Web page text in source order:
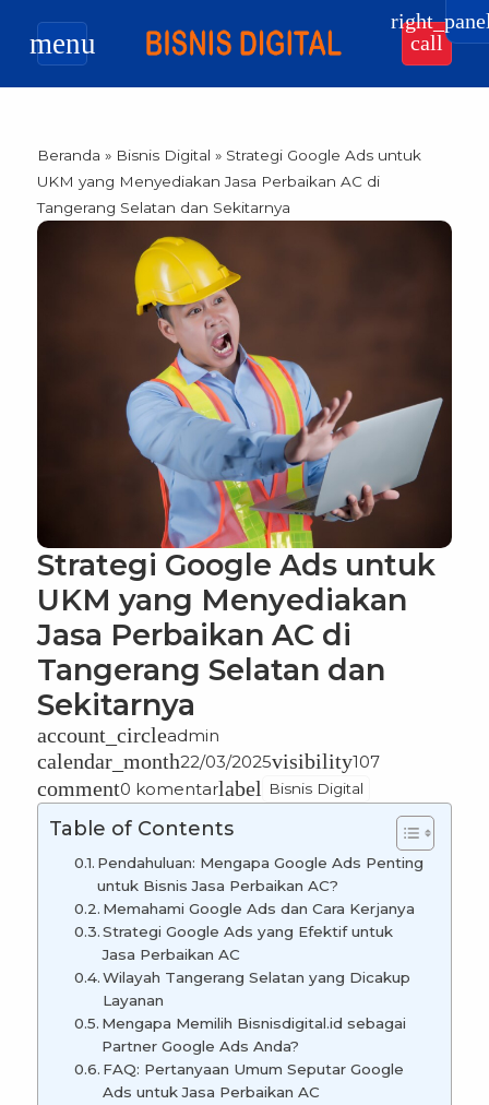
menu call
Beranda » Bisnis Digital » Strategi Google Ads untuk
UKM yang Menyediakan Jasa Perbaikan AC di
Tangerang Selatan dan Sekitarnya
Strategi Google Ads untuk
UKM yang Menyediakan
Jasa Perbaikan AC di
Tangerang Selatan dan
Sekitarnya
account_circleadmin
calendar_month22/03/2025visibility107
comment0 komentarlabel Bisnis Digital
Table of Contents
Pendahuluan: Mengapa Google Ads Penting
untuk Bisnis Jasa Perbaikan AC?
Memahami Google Ads dan Cara Kerjanya
Strategi Google Ads yang Efektif untuk
Jasa Perbaikan AC
Wilayah Tangerang Selatan yang Dicakup
Layanan
Mengapa Memilih Bisnisdigital.id sebagai
Partner Google Ads Anda?
FAQ: Pertanyaan Umum Seputar Google
Ads untuk Jasa Perbaikan AC